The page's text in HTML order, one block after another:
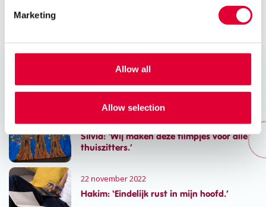
Marketing
Allow all
Allow selection
Delen:
Lees ook deze verhalen
Silvia: ‘Wij maken deze filmpjes voor alle
thuiszitters.’
Hakim: ‘Eindelijk rust in mijn hoofd.’
22 november 2022